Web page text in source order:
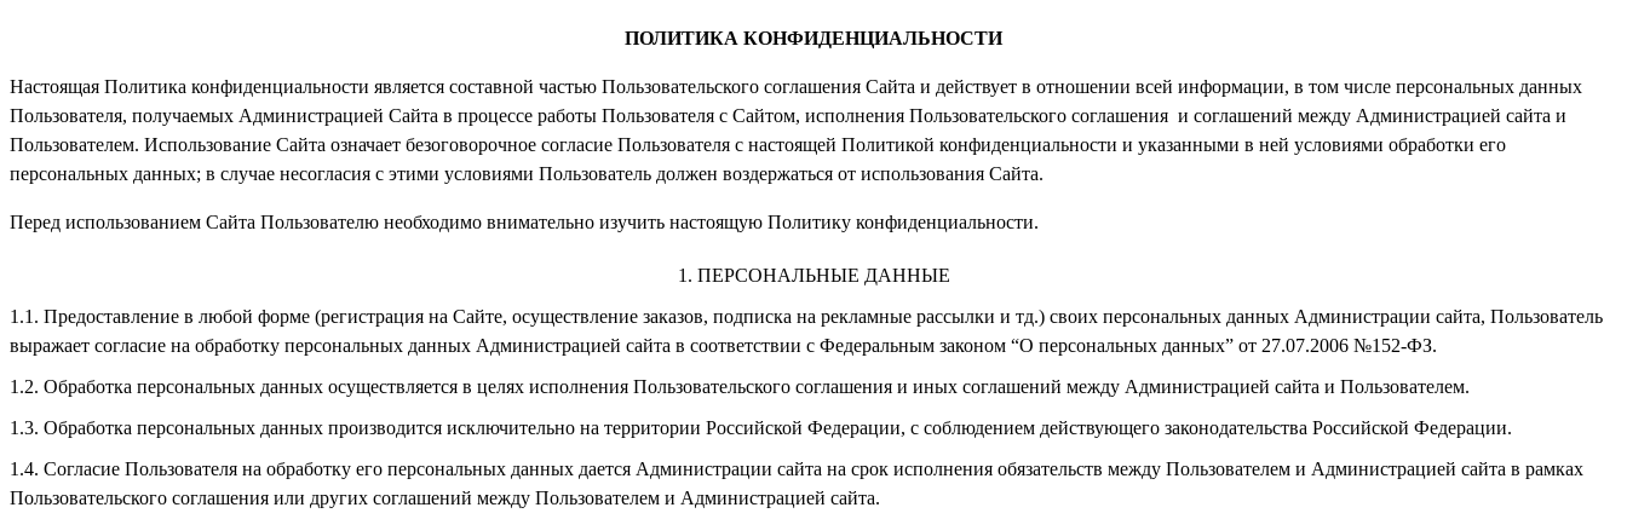
ПОЛИТИКА КОНФИДЕНЦИАЛЬНОСТИ
Настоящая Политика конфиденциальности является составной частью Пользовательского соглашения Сайта и действует в отношении всей информации, в том числе персональных данных
Пользователя, получаемых Администрацией Сайта в процессе работы Пользователя с Сайтом, исполнения Пользовательского соглашения и соглашений между Администрацией сайта и
Пользователем. Использование Сайта означает безоговорочное согласие Пользователя с настоящей Политикой конфиденциальности и указанными в ней условиями обработки его
персональных данных; в случае несогласия с этими условиями Пользователь должен воздержаться от использования Сайта.
Перед использованием Сайта Пользователю необходимо внимательно изучить настоящую Политику конфиденциальности.
ПЕРСОНАЛЬНЫЕ ДАННЫЕ
Предоставление в любой форме (регистрация на Сайте, осуществление заказов, подписка на рекламные рассылки и тд.) своих персональных данных Администрации сайта, Пользователь
выражает согласие на обработку персональных данных Администрацией сайта в соответствии с Федеральным законом “О персональных данных” от 27.07.2006 №152-ФЗ.
Обработка персональных данных осуществляется в целях исполнения Пользовательского соглашения и иных соглашений между Администрацией сайта и Пользователем.
Обработка персональных данных производится исключительно на территории Российской Федерации, с соблюдением действующего законодательства Российской Федерации.
Согласие Пользователя на обработку его персональных данных дается Администрации сайта на срок исполнения обязательств между Пользователем и Администрацией сайта в рамках
Пользовательского соглашения или других соглашений между Пользователем и Администрацией сайта.